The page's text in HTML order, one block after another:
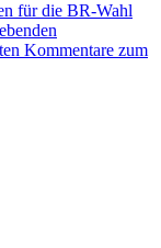
für die BR-Wahl
Kommentare zum